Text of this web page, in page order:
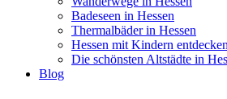
Badeseen in Hessen
Thermalbäder in Hessen
Hessen mit Kindern entdecken
Die schönsten Altstädte in
Blog